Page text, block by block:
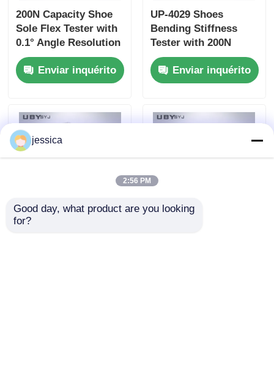
200N Capacity Shoe
Sole Flex Tester with
0.1° Angle Resolution
and Adjustable
Bending Speed for
Footwear Quality
Enviar inquérito
UP-4029 Shoes
Bending Stiffness
Tester with 200N
Capacity Adjustable
Bending Speed and
High Precision Angle
Footwear Testing
Enviar inquérito
jessica
2:56 PM
Good day, what product are you looking
for?